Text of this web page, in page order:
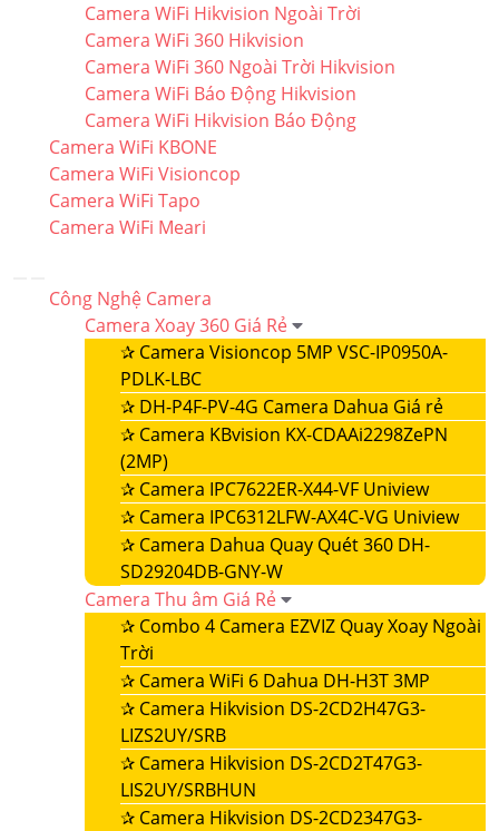
Camera WiFi Hikvision Ngoài Trời
Camera WiFi 360 Hikvision
Camera WiFi 360 Ngoài Trời Hikvision
Camera WiFi Báo Động Hikvision
Camera WiFi Hikvision Báo Động
Camera WiFi KBONE
Camera WiFi Visioncop
Camera WiFi Tapo
Camera WiFi Meari
Công Nghệ Camera
Camera Xoay 360 Giá Rẻ
✰ Camera Visioncop 5MP VSC-IP0950A-
PDLK-LBC
✰ DH-P4F-PV-4G Camera Dahua Giá rẻ
✰ Camera KBvision KX-CDAAi2298ZePN
(2MP)
✰ Camera IPC7622ER-X44-VF Uniview
✰ Camera IPC6312LFW-AX4C-VG Uniview
✰ Camera Dahua Quay Quét 360 DH-
SD29204DB-GNY-W
Camera Thu âm Giá Rẻ
✰ Combo 4 Camera EZVIZ Quay Xoay Ngoài
Trời
✰ Camera WiFi 6 Dahua DH-H3T 3MP
✰ Camera Hikvision DS-2CD2H47G3-
LIZS2UY/SRB
✰ Camera Hikvision DS-2CD2T47G3-
LIS2UY/SRBHUN
✰ Camera Hikvision DS-2CD2347G3-